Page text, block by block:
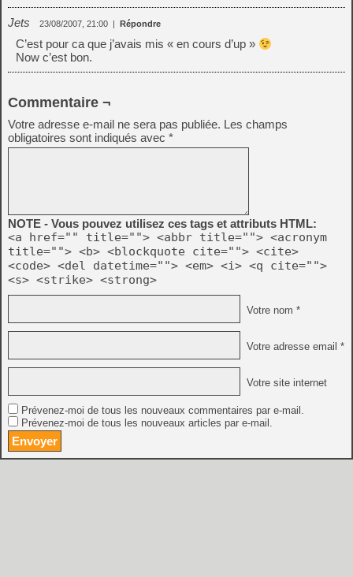
Jets 23/08/2007, 21:00 | Répondre
C’est pour ca que j’avais mis « en cours d’up »
Now c’est bon.
Commentaire ¬
Votre adresse e-mail ne sera pas publiée. Les champs
obligatoires sont indiqués avec *
NOTE - Vous pouvez utilisez ces tags et attributs HTML:
<a href="" title=""> <abbr title=""> <acronym
title=""> <b> <blockquote cite=""> <cite>
<code> <del datetime=""> <em> <i> <q cite="">
<s> <strike> <strong>
Votre nom *
Votre adresse email *
Votre site internet
Prévenez-moi de tous les nouveaux commentaires par e-mail.
Prévenez-moi de tous les nouveaux articles par e-mail.